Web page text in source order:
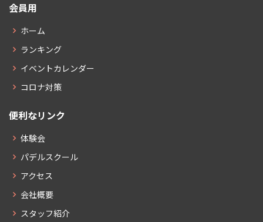
会員用
ホーム
ランキング
イベントカレンダー
コロナ対策
便利なリンク
体験会
パデルスクール
アクセス
会社概要
スタッフ紹介